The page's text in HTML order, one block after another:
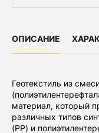
ОПИСАНИЕ
Геотекстиль из
материал, который
различных типов
(PP) и